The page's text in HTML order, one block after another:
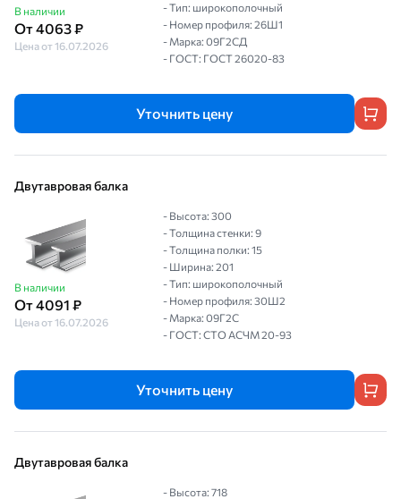
В наличии
От 4063 ₽
Цена от 16.07.2026
- Тип: широкополочный
- Номер профиля: 26Ш1
- Марка: 09Г2СД
- ГОСТ: ГОСТ 26020-83
Уточнить цену
Двутавровая балка
В наличии
От 4091 ₽
Цена от 16.07.2026
- Высота: 300
- Толщина стенки: 9
- Толщина полки: 15
- Ширина: 201
- Тип: широкополочный
- Номер профиля: 30Ш2
- Марка: 09Г2С
- ГОСТ: СТО АСЧМ 20-93
Уточнить цену
Двутавровая балка
- Высота: 718